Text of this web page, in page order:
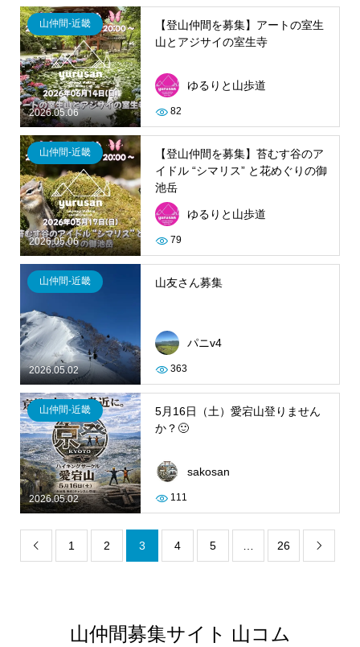
2026.05.06
山仲間-近畿
【登山仲間を募集】アートの室生
山とアジサイの室生寺
ゆるりと山歩道
82
2026.05.06
山仲間-近畿
【登山仲間を募集】苔むす谷のア
イドル “シマリス” と花めぐりの御
池岳
ゆるりと山歩道
79
2026.05.02
山仲間-近畿 山友さん募集
パニv4
363
2026.05.02
山仲間-近畿
5月16日（土）愛宕山登りません
か？🙂
sakosan
111
 1 2 3 4 5 26 
山仲間募集サイト 山コム